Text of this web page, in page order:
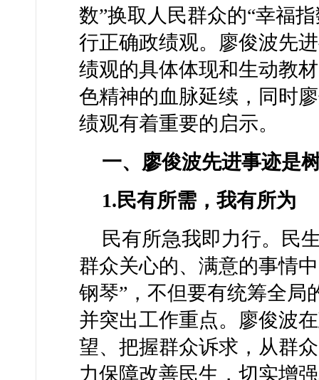
数”换取人民群众的“幸福
行正确政绩观。廖俊波先
绩观的具体体现和生动教
色精神的血脉延续，同时
绩观有着重要的启示。
一、廖俊波先进事迹是
1.民有所需，我有所为
民有所急我即力行。民
群众关心的、满意的事情
钢琴”，不但要有统筹全局
并突出工作重点。廖俊波
望、把握群众诉求，从群
力保障改善民生，切实增